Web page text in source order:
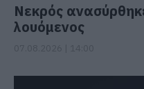
Νεκρός
λουόμενος